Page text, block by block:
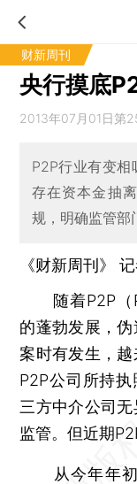
财新周刊
央行摸底
2013年07月01日第
P2P行业有变相
存在资本金抽
规，明确监管部
《财新周刊》
随着P2P（
的蓬勃发展，
案时有发生，
P2P公司所持
三方中介公司
监管。但近期
从今年年初